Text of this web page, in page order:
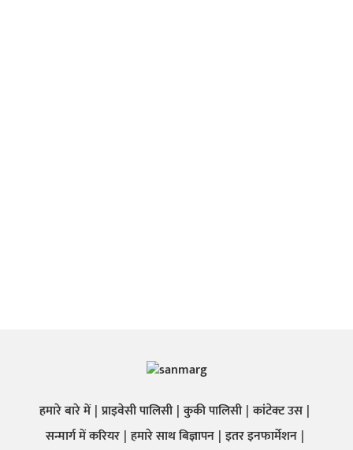
हमारे बारे में प्राइवेसी पालिसी कुकी पालिसी कांटेक्ट उस
सन्मार्ग में करियर हमारे साथ बिज्ञापन इतर इनफार्मेशन